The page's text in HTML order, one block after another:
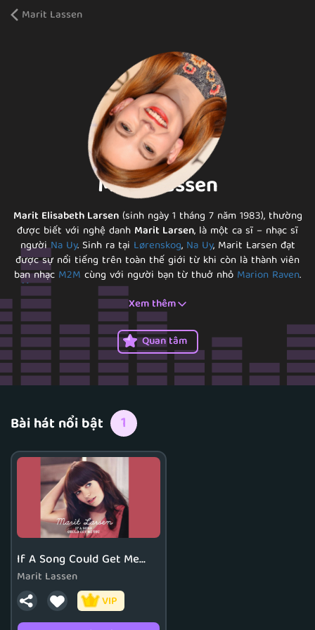
Marit Lassen
Marit Lassen
Marit Elisabeth Larsen(sinh ngày 1 tháng 7 năm 1983), thường
được biết với nghệ danh Marit Larsen, là một ca sĩ – nhạc sĩ
ngườiNa Uy. Sinh ra tại Lørenskog, Na Uy, Marit Larsen đạt
được sự nổi tiếng trên toàn thế giới từ khi còn là thành viên
ban nhạc M2M cùng với người bạn từ thuở nhỏ Marion Raven.
[1]Ban nhạc đã tan rã vào năm 2002 và hiện nay cô là ca sĩ
solo.
Xem thêm
Quan tâm
Bài hát nổi bật 1
If A Song Could Get Me
You
Marit Lassen
VIP